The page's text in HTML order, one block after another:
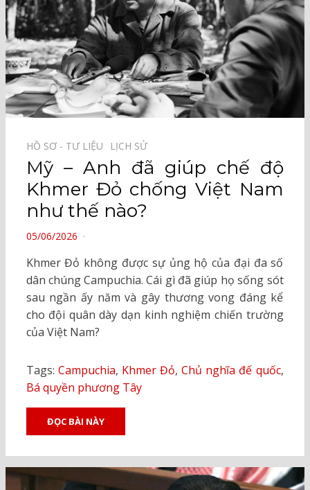
HỒ SƠ - TƯ LIỆU⠀ LỊCH SỬ⠀
Mỹ – Anh đã giúp chế độ
Khmer Đỏ chống Việt Nam
như thế nào?
POSTED
05/06/2026
Khmer Đỏ không được sự ủng hộ của đại đa số
dân chúng Campuchia. Cái gì đã giúp họ sống sót
sau ngần ấy năm và gây thương vong đáng kể
cho đội quân dày dạn kinh nghiệm chiến trường
của Việt Nam?
Tags: Campuchia, Khmer Đỏ,Chủ nghĩa đế quốc,
Bá quyền phương Tây
ĐỌC BÀI NÀY